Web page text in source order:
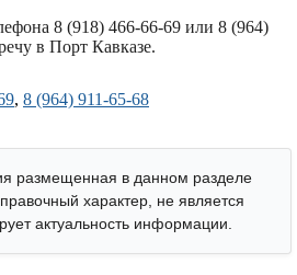
8 (918) 466-66-69 или 8 (964)
в Порт Кавказе.
, 8 (964) 911-65-68
размещенная в данном разделе
характер, не является
актуальность информации.